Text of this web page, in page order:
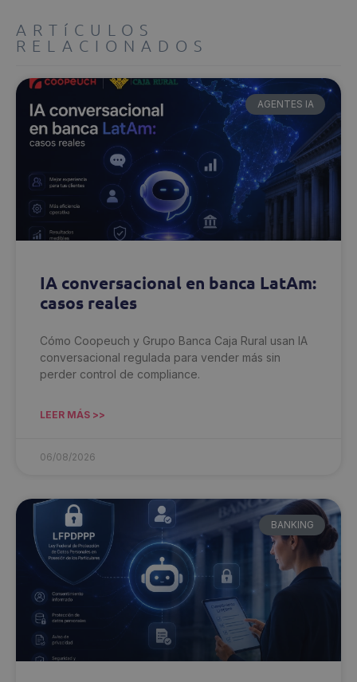
ARTíCULOS
RELACIONADOS
AGENTES IA
IA conversacional en banca LatAm:
casos reales
Cómo Coopeuch y Grupo Banca Caja Rural usan IA
conversacional regulada para vender más sin
perder control de compliance.
LEER MÁS >>
06/08/2026
BANKING